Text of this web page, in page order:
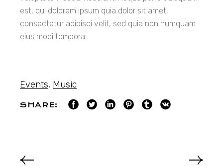
est, qui dolorem ipsum quia dolor sit amet,
consectetur adipisci velit, sed quia non numquam
eius modi tempora.
Events, Music
SHARE: